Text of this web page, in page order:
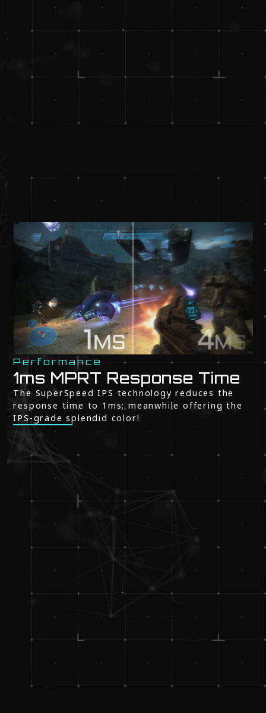
Performance
1ms MPRT Response Time
The SuperSpeed IPS technology reduces the
response time to 1ms; meanwhile offering the
IPS-grade splendid color!